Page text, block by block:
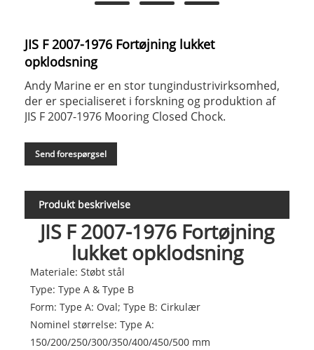
JIS F 2007-1976 Fortøjning lukket
opklodsning
Andy Marine er en stor tungindustrivirksomhed,
der er specialiseret i forskning og produktion af
JIS F 2007-1976 Mooring Closed Chock.
Send forespørgsel
Produkt beskrivelse
JIS F 2007-1976 Fortøjning
lukket opklodsning
Materiale: Støbt stål
Type: Type A & Type B
Form: Type A: Oval; Type B: Cirkulær
Nominel størrelse: Type A:
150/200/250/300/350/400/450/500 mm